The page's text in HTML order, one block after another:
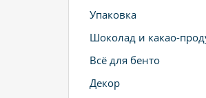
Упаковка
Шоколад и какао-
Всё для бенто
Декор